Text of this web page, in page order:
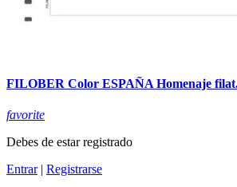
FILOBER Color ESPAÑA Homenaje
favorite
Debes de estar registrado
Entrar| Registrarse